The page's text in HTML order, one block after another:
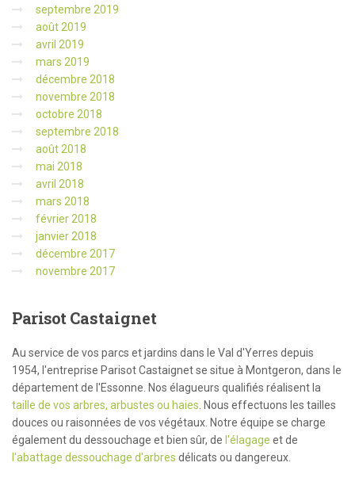
septembre 2019
août 2019
avril 2019
mars 2019
décembre 2018
novembre 2018
octobre 2018
septembre 2018
août 2018
mai 2018
avril 2018
mars 2018
février 2018
janvier 2018
décembre 2017
novembre 2017
Parisot Castaignet
Au service de vos parcs et jardins dans le Val d'Yerres depuis
1954, l'entreprise Parisot Castaignet se situe à Montgeron, dans le
département de l'Essonne. Nos élagueurs qualifiés réalisent la
taille de vos arbres, arbustes ou haies . Nous effectuons les tailles
douces ou raisonnées de vos végétaux. Notre équipe se charge
également du dessouchage et bien sûr, de l'élagage et de
l'abattage dessouchage d'arbres délicats ou dangereux.